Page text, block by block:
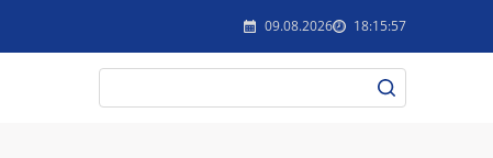
09.08.2026 18:15:57